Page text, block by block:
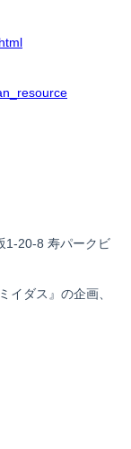
20-8 寿パークビ
ダス』の企画、